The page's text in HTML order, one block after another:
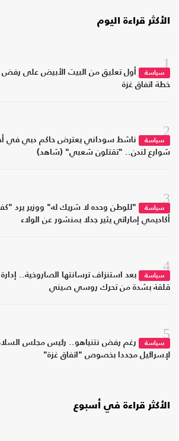
الأكثر قراءة اليوم
1
سياسة
أول تعليق من البيت الأبيض على رفض
خطة اتفاق غزة
2
سياسة
ناشط سوداني يعترض حاكم دبي في
شوارع لندن.. "تقتلون شعبي" (شاهد)
3
سياسة
"للوطن وحده لا شريك له" ووزير يرد
أكاديمي إماراتي يثير جدلا بمنشور عن الولاء
4
سياسة
بعد استنزاف ترسانتها الصاروخية..
قلقة بشدة من تحرك روسي صيني
5
سياسة
رغم رفض نتنياهو.. رئيس مجلس السلام
لإسرائيل مجددا بخصوص "اتفاق غزة"
الأكثر قراءة في أسبوع